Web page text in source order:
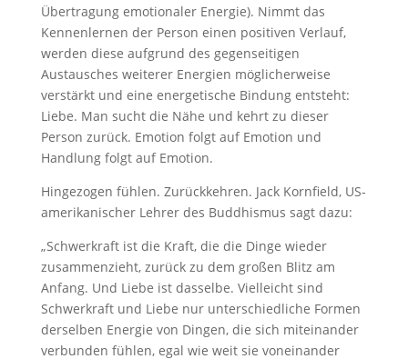
Übertragung emotionaler Energie). Nimmt das
Kennenlernen der Person einen positiven Verlauf,
werden diese aufgrund des gegenseitigen
Austausches weiterer Energien möglicherweise
verstärkt und eine energetische Bindung entsteht:
Liebe. Man sucht die Nähe und kehrt zu dieser
Person zurück. Emotion folgt auf Emotion und
Handlung folgt auf Emotion.
Hingezogen fühlen. Zurückkehren. Jack Kornfield, US-
amerikanischer Lehrer des Buddhismus sagt dazu:
„Schwerkraft ist die Kraft, die die Dinge wieder
zusammenzieht, zurück zu dem großen Blitz am
Anfang. Und Liebe ist dasselbe. Vielleicht sind
Schwerkraft und Liebe nur unterschiedliche Formen
derselben Energie von Dingen, die sich miteinander
verbunden fühlen, egal wie weit sie voneinander